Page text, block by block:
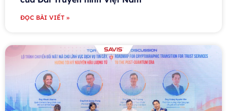
ĐỌC BÀI VIẾT »